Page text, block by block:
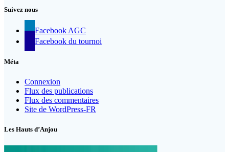
Suivez nous
Facebook AGC
Facebook du tournoi
Méta
Connexion
Flux des publications
Flux des commentaires
Site de WordPress-FR
Les Hauts d’Anjou